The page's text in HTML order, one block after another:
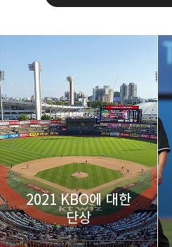
thebravepost.com
bravesjb@gmail.com, South
구독하기
구독하기 카카오톡
카카오스토리 밴드
2021 KBO에 대한
단상